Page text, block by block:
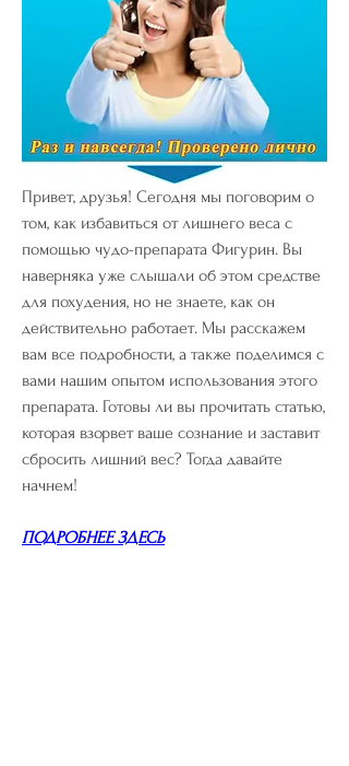
Привет, друзья! Сегодня мы поговорим о
том, как избавиться от лишнего веса с
помощью чудо-препарата Фигурин. Вы
наверняка уже слышали об этом средстве
для похудения, но не знаете, как он
действительно работает. Мы расскажем
вам все подробности, а также поделимся с
вами нашим опытом использования этого
препарата. Готовы ли вы прочитать статью,
которая взорвет ваше сознание и заставит
сбросить лишний вес? Тогда давайте
начнем!
ПОДРОБНЕЕ ЗДЕСЬ